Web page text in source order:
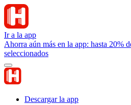
Ir a la app
Ahorra aún más en la app: hasta 20%
seleccionados
Descargar la app